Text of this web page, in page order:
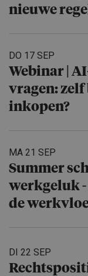
nieuwe
DO 17 SEP
Webinar |
vragen:
inkopen?
MA 21 SEP
Summer
werkgeluk -
de
DI 22 SEP